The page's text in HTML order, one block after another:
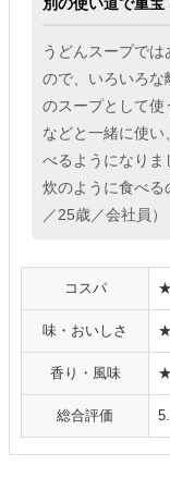
別の使い道で重宝
うどんスープで
ので、いろいろな
のスープとして使
などと一緒に使
べるようになりま
炊のように食べる
／25歳／会社員）
コスパ
味・おいしさ
香り・風味
総合評価